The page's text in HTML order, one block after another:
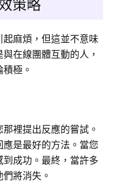
策略
麻煩，但這並不意味
在線團體互動的人，
極。
裡提出反應的嘗試。
是最好的方法。當您
成功。最終，當許多
將消失。